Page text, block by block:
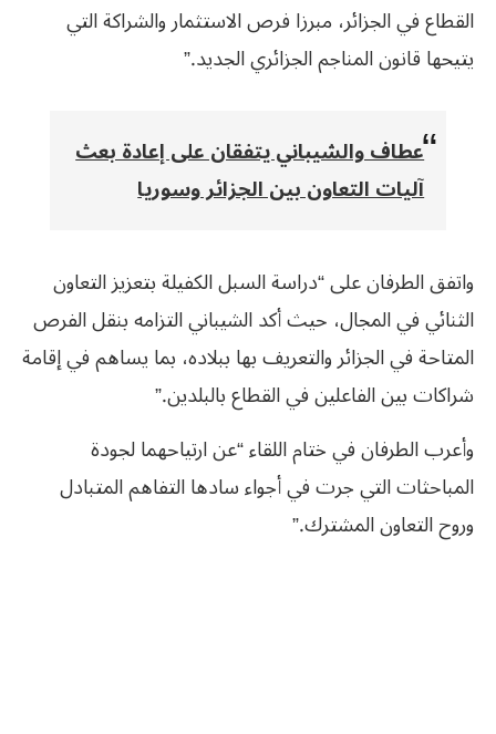
القطاع في الجزائر، مبرزا فرص الاستثمار والشراكة التي
يتيحها قانون المناجم الجزائري الجديد.”
عطاف والشيباني يتفقان على إعادة بعث
آليات التعاون بين الجزائر وسوريا
واتفق الطرفان على “دراسة السبل الكفيلة بتعزيز التعاون
الثنائي في المجال، حيث أكد الشيباني التزامه بنقل الفرص
المتاحة في الجزائر والتعريف بها ببلاده، بما يساهم في إقامة
شراكات بين الفاعلين في القطاع بالبلدين.”
وأعرب الطرفان في ختام اللقاء “عن ارتياحهما لجودة
المباحثات التي جرت في أجواء سادها التفاهم المتبادل
وروح التعاون المشترك.”